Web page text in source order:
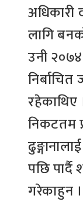
अधिकारी
लागि
उनी २०७४
निकटतम
पछि पार्दै
गरेकाहुन